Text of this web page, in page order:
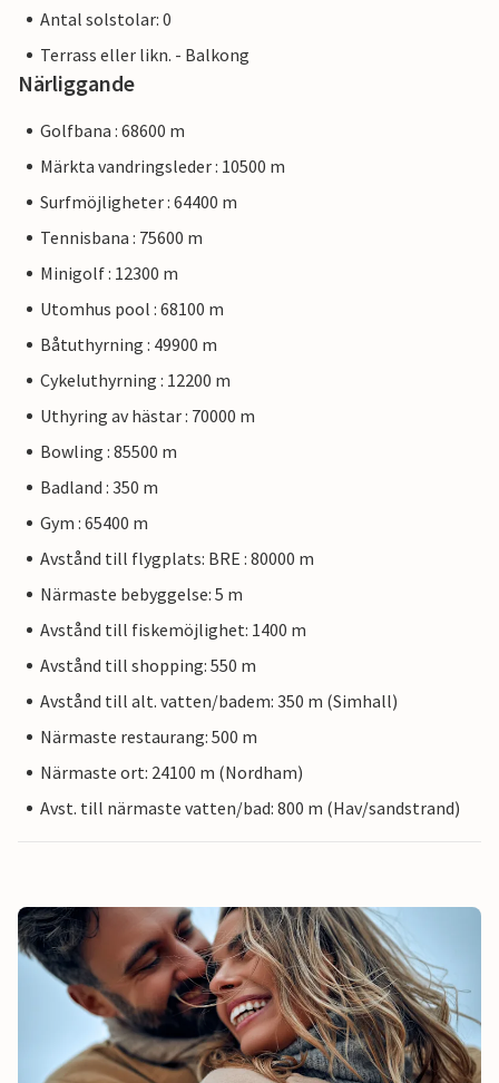
Antal solstolar: 0
Terrass eller likn. - Balkong
Närliggande
Golfbana : 68600 m
Märkta vandringsleder : 10500 m
Surfmöjligheter : 64400 m
Tennisbana : 75600 m
Minigolf : 12300 m
Utomhus pool : 68100 m
Båtuthyrning : 49900 m
Cykeluthyrning : 12200 m
Uthyring av hästar : 70000 m
Bowling : 85500 m
Badland : 350 m
Gym : 65400 m
Avstånd till flygplats: BRE : 80000 m
Närmaste bebyggelse: 5 m
Avstånd till fiskemöjlighet: 1400 m
Avstånd till shopping: 550 m
Avstånd till alt. vatten/badem: 350 m (Simhall)
Närmaste restaurang: 500 m
Närmaste ort: 24100 m (Nordham)
Avst. till närmaste vatten/bad: 800 m (Hav/sandstrand)